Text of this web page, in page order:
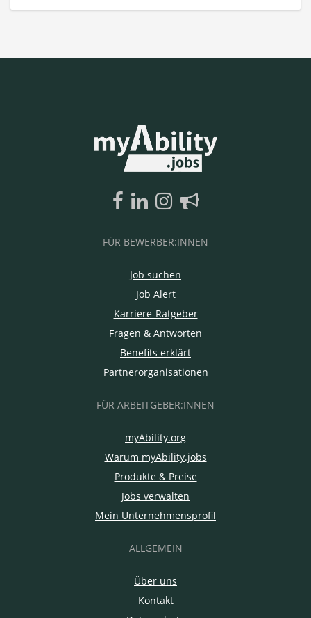
FÜR BEWERBER:INNEN
Job suchen
Job Alert
Karriere-Ratgeber
Fragen & Antworten
Benefits erklärt
Partnerorganisationen
FÜR ARBEITGEBER:INNEN
myAbility.org
Warum myAbility.jobs
Produkte & Preise
Jobs verwalten
Mein Unternehmensprofil
ALLGEMEIN
Über uns
Kontakt